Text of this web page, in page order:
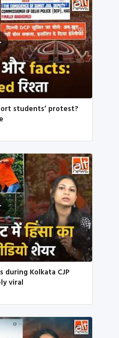
students’ protest?
during Kolkata CJP
viral